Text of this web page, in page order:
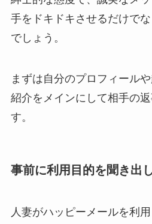
手をドキドキさせるだけで
でしょう 。
まずは自分のプロフィール
紹介をメインにして相手の
す。
事前に利用目的を聞き出
人妻がハッピーメールを利